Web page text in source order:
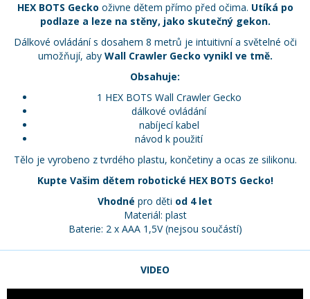
HEX BOTS Gecko oživne dětem přímo před očima. Utíká po
podlaze a leze na stěny, jako skutečný gekon.
Dálkové ovládání s dosahem 8 metrů je intuitivní a světelné oči
umožňují, aby Wall Crawler Gecko vynikl ve tmě.
Obsahuje:
1 HEX BOTS Wall Crawler Gecko
dálkové ovládání
nabíjecí kabel
návod k použití
Tělo je vyrobeno z tvrdého plastu, končetiny a ocas ze silikonu.
Kupte Vašim dětem robotické HEX BOTS Gecko!
Vhodné pro děti od 4 let
Materiál: plast
Baterie: 2 x AAA 1,5V (nejsou součástí)
VIDEO